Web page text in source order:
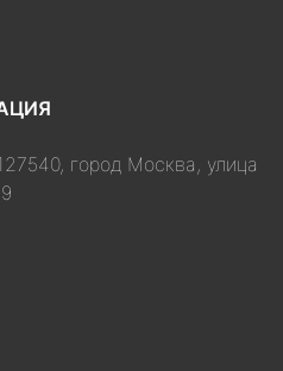
город Москва, улица